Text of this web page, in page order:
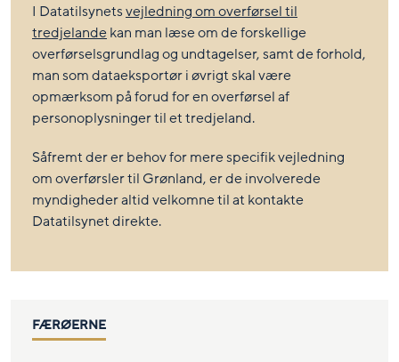
I Datatilsynetsvejledning om overførsel til
tredjelandekan man læse om de forskellige
overførselsgrundlag og undtagelser, samt de forhold,
man som dataeksportør i øvrigt skal være
opmærksom på forud for en overførsel af
personoplysninger til et tredjeland.
Såfremt der er behov for mere specifik vejledning
om overførsler til Grønland, er de involverede
myndigheder altid velkomne til at kontakte
Datatilsynet direkte.
FÆRØERNE